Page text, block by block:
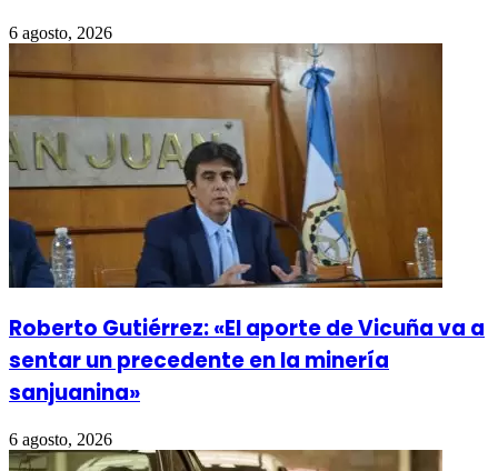
6 agosto, 2026
Roberto Gutiérrez: «El aporte de Vicuña va a
sentar un precedente en la minería
sanjuanina»
6 agosto, 2026